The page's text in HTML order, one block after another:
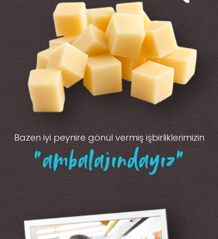
Bazen iyi peynire gönül vermiş işbirliklerimizin
“ambalajındayız”